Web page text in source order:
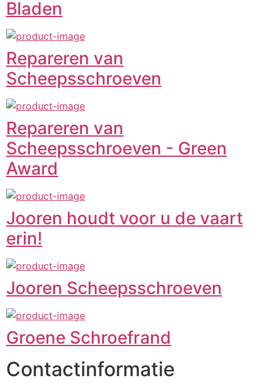
Bladen
Repareren van
Scheepsschroeven
Repareren van
Scheepsschroeven - Green
Award
Jooren houdt voor u de vaart
erin!
Jooren Scheepsschroeven
Groene Schroefrand
Contactinformatie